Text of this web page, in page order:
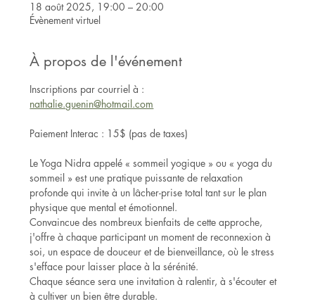
18 août 2025, 19:00 – 20:00
Évènement virtuel
À propos de l'événement
Inscriptions par courriel à :
nathalie.guenin@hotmail.com
Paiement Interac : 15$ (pas de taxes)
Le Yoga Nidra appelé « sommeil yogique » ou « yoga du
sommeil » est une pratique puissante de relaxation
profonde qui invite à un lâcher-prise total tant sur le plan
physique que mental et émotionnel.
Convaincue des nombreux bienfaits de cette approche,
j'offre à chaque participant un moment de reconnexion à
soi, un espace de douceur et de bienveillance, où le stress
s'efface pour laisser place à la sérénité.
Chaque séance sera une invitation à ralentir, à s'écouter et
à cultiver un bien être durable.